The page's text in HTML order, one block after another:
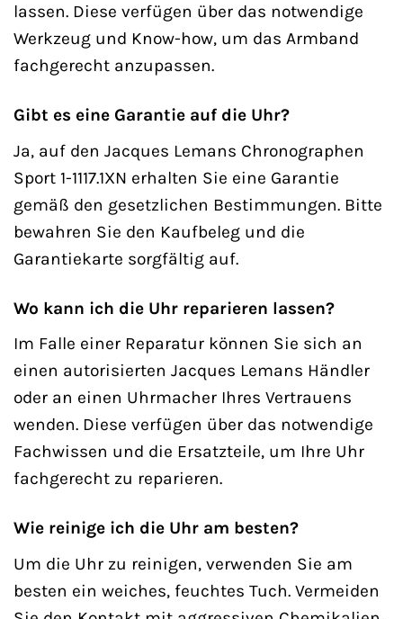
lassen. Diese verfügen über das notwendige
Werkzeug und Know-how, um das Armband
fachgerecht anzupassen.
Gibt es eine Garantie auf die Uhr?
Ja, auf den Jacques Lemans Chronographen
Sport 1-1117.1XN erhalten Sie eine Garantie
gemäß den gesetzlichen Bestimmungen. Bitte
bewahren Sie den Kaufbeleg und die
Garantiekarte sorgfältig auf.
Wo kann ich die Uhr reparieren lassen?
Im Falle einer Reparatur können Sie sich an
einen autorisierten Jacques Lemans Händler
oder an einen Uhrmacher Ihres Vertrauens
wenden. Diese verfügen über das notwendige
Fachwissen und die Ersatzteile, um Ihre Uhr
fachgerecht zu reparieren.
Wie reinige ich die Uhr am besten?
Um die Uhr zu reinigen, verwenden Sie am
besten ein weiches, feuchtes Tuch. Vermeiden